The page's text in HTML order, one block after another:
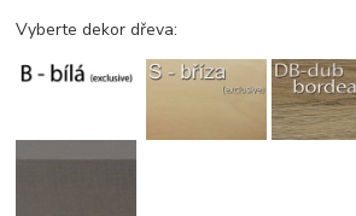
Vyberte dekor dřeva: